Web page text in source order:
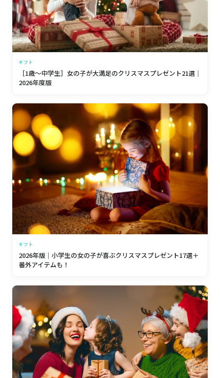
ギフト
［1歳〜中学生］女の子が大満足のクリスマスプレゼント21選｜
2026年度版
ギフト
2026年版｜小学生の女の子が喜ぶクリスマスプレゼント17選＋
番外アイテムも！